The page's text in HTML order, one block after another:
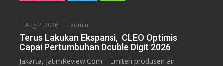
Aug 2, 2026 admin
Terus Lakukan Ekspansi, CLEO Optimis
Capai Pertumbuhan Double Digit 2026
Jakarta, JatimReview.Com – Emiten produsen air